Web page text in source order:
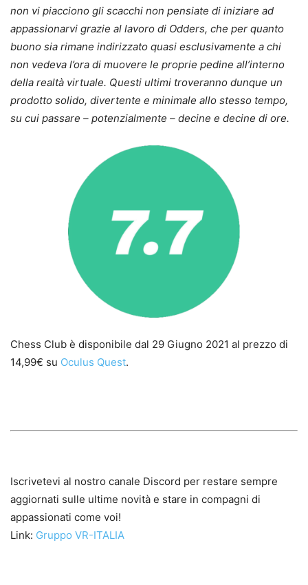
non vi piacciono gli scacchi non pensiate di iniziare ad
appassionarvi grazie al lavoro di Odders, che per quanto
buono sia rimane indirizzato quasi esclusivamente a chi
non vedeva l’ora di muovere le proprie pedine all’interno
della realtà virtuale. Questi ultimi troveranno dunque un
prodotto solido, divertente e minimale allo stesso tempo,
su cui passare – potenzialmente – decine e decine di ore.
Chess Club è disponibile dal 29 Giugno 2021 al prezzo di
14,99€ su Oculus Quest.
Iscrivetevi al nostro canale Discord per restare sempre
aggiornati sulle ultime novità e stare in compagni di
appassionati come voi!
Link: Gruppo VR-ITALIA